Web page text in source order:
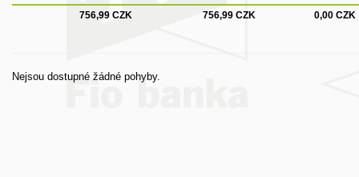
756,99 CZK
756,99 CZK 0,00 CZK
Nejsou dostupné žádné pohyby.